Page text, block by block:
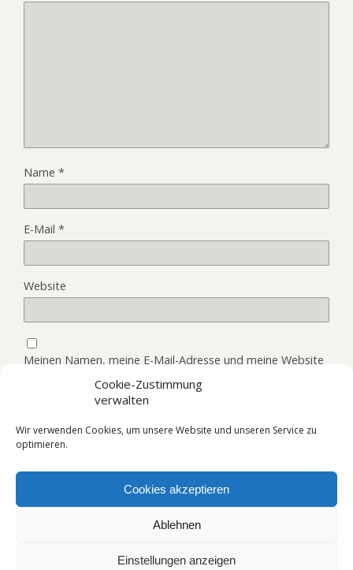
Cookie-Zustimmung
verwalten
Wir verwenden Cookies, um unsere Website und unseren Service zu
optimieren.
Cookies akzeptieren
Ablehnen
Einstellungen anzeigen
Name *
E-Mail *
Website
Meinen Namen, meine E-Mail-Adresse und meine Website
Zum Seitenanfang